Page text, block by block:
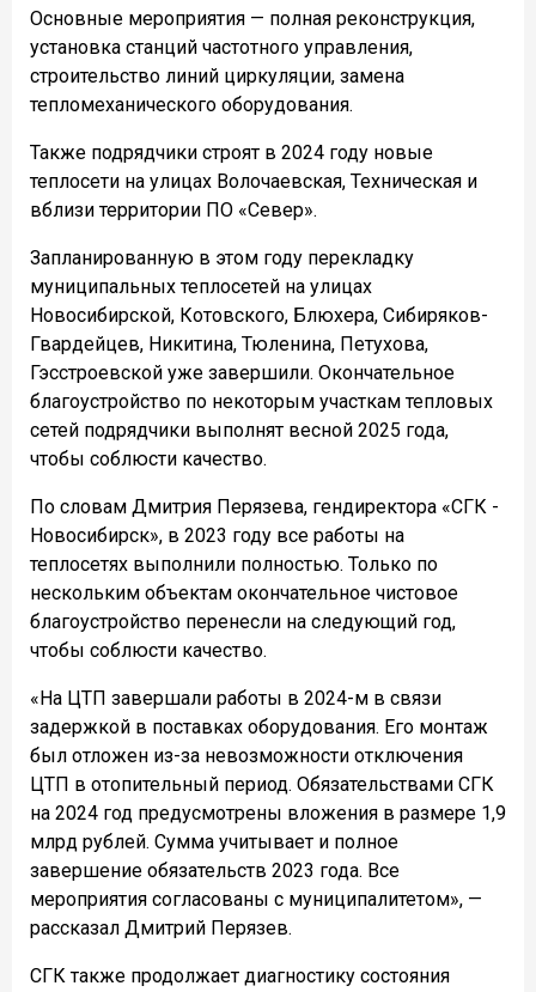
Основные мероприятия — полная реконструкция,
установка станций частотного управления,
строительство линий циркуляции, замена
тепломеханического оборудования.
Также подрядчики строят в 2024 году новые
теплосети на улицах Волочаевская, Техническая и
вблизи территории ПО «Север».
Запланированную в этом году перекладку
муниципальных теплосетей на улицах
Новосибирской, Котовского, Блюхера, Сибиряков-
Гвардейцев, Никитина, Тюленина, Петухова,
Гэсстроевской уже завершили. Окончательное
благоустройство по некоторым участкам тепловых
сетей подрядчики выполнят весной 2025 года,
чтобы соблюсти качество.
По словам Дмитрия Перязева, гендиректора «СГК -
Новосибирск», в 2023 году все работы на
теплосетях выполнили полностью. Только по
нескольким объектам окончательное чистовое
благоустройство перенесли на следующий год,
чтобы соблюсти качество.
«На ЦТП завершали работы в 2024-м в связи
задержкой в поставках оборудования. Его монтаж
был отложен из-за невозможности отключения
ЦТП в отопительный период. Обязательствами СГК
на 2024 год предусмотрены вложения в размере 1,9
млрд рублей. Сумма учитывает и полное
завершение обязательств 2023 года. Все
мероприятия согласованы с муниципалитетом», —
рассказал Дмитрий Перязев.
СГК также продолжает диагностику состояния